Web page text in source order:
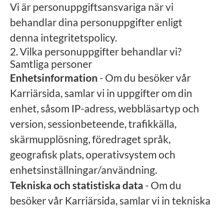
Vi är personuppgiftsansvariga när vi
behandlar dina personuppgifter enligt
denna integritetspolicy.
2. Vilka personuppgifter behandlar vi?
Samtliga personer
Enhetsinformation - Om du besöker vår
Karriärsida, samlar vi in uppgifter om din
enhet, såsom IP-adress, webbläsartyp och
version, sessionbeteende, trafikkälla,
skärmupplösning, föredraget språk,
geografisk plats, operativsystem och
enhetsinställningar/användning.
Tekniska och statistiska data - Om du
besöker vår Karriärsida, samlar vi in tekniska